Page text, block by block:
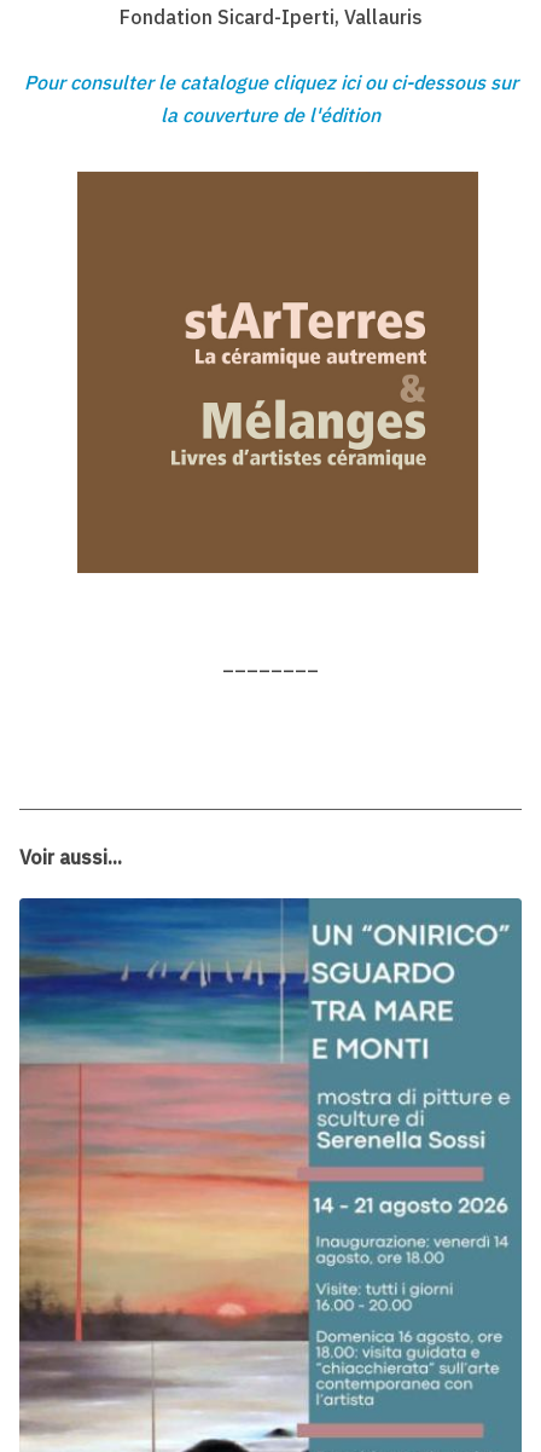
Fondation Sicard-Iperti, Vallauris
Pour consulter le catalogue cliquez ici ou ci-dessous sur
la couverture de l'édition
Voir aussi...